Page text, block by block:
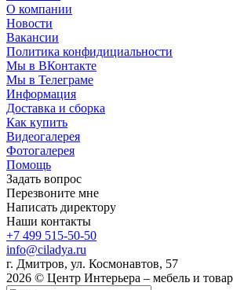
О компании
Новости
Вакансии
Политика конфидициальности
Мы в ВКонтакте
Мы в Телеграме
Информация
Доставка и сборка
Как купить
Видеогалерея
Фотогалерея
Помощь
Задать вопрос
Перезвоните мне
Написать директору
Наши контакты
+7 499 515-50-50
info@ciladya.ru
г. Дмитров, ул. Космонавтов, 57
2026 © Центр Интерьера – мебель и